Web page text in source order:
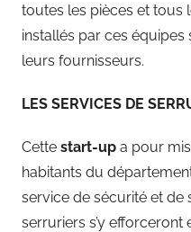
toutes les pièces et tous
installés par ces
leurs fournisseurs.
LES SERVICES DE
Cette start-up a pour
habitants du
service de sécurité et de
serruriers s’y